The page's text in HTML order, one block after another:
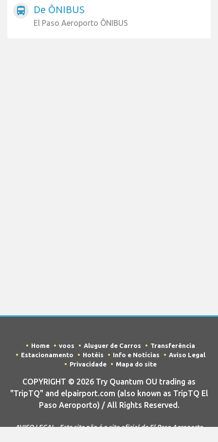
directions_bus De ÔNIBUS
El Paso Aeroporto ÔNIBUS
Home voos Aluguer de Carros
Transferência
Estacionamento
Hotéis Info e Notícias
Aviso Legal
Privacidade
Mapa do site
COPYRIGHT © 2026 Try Quantum OU trading as
"TripTQ" and elpairport.com (also known as TripTQ El
Paso Aeroporto) / All Rights Reserved.
AVISO LEGAL - Este site não é o site oficial de El Paso Aeroporto